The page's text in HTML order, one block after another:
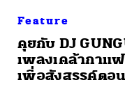
Feature
คุยกับ DJ
เพลงเคล้ากาแ
เพื่อสังสรรค์ตอ